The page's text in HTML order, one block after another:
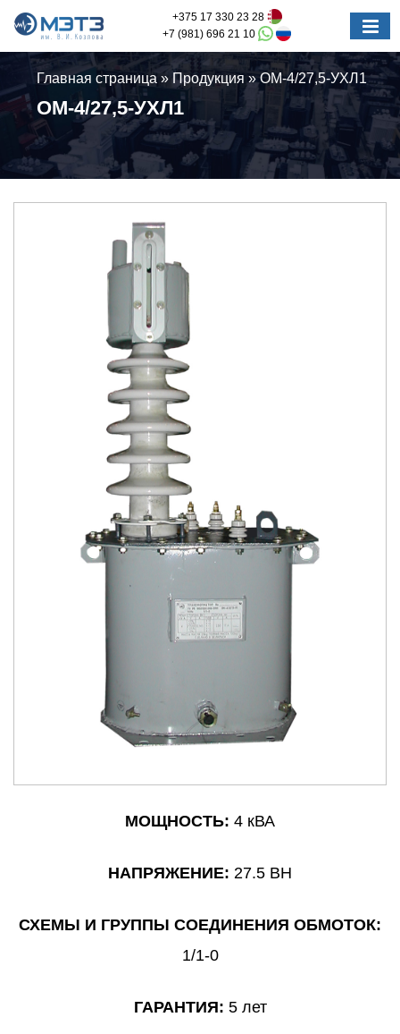
+375 17 330 23 28
+7 (981) 696 21 10
Главная страница» Продукция »ОМ-4/27,5-УХЛ1
ОМ-4/27,5-УХЛ1
МОЩНОСТЬ: 4 кВА
НАПРЯЖЕНИЕ: 27.5 ВН
СХЕМЫ И ГРУППЫ СОЕДИНЕНИЯ ОБМОТОК:
1/1-0
ГАРАНТИЯ: 5 лет